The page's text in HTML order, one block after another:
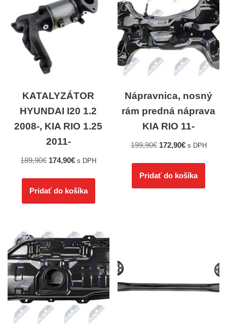
KATALYZÁTOR
HYUNDAI I20 1.2
2008-, KIA RIO 1.25
2011-
189,90€ 174,90€ s DPH
Pridať do košíka
Nápravnica, nosný
rám predná náprava
KIA RIO 11-
199,90€ 172,90€ s DPH
Pridať do košíka